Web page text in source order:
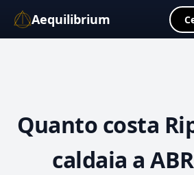
Aequilibrium
Quanto costa
caldaia a